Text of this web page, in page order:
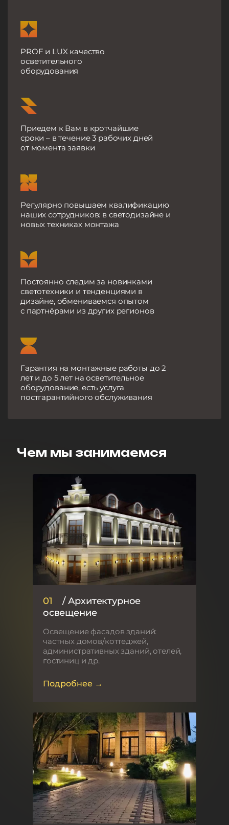
PROF и LUX качество
осветительного
оборудования
Приедем к Вам в кротчайшие
сроки – в течение 3 рабочих дней
от момента заявки
Регулярно повышаем квалификацию
наших сотрудников: в светодизайне и
новых техниках монтажа
Постоянно следим за новинками
светотехники и тенденциями в
дизайне, обмениваемся опытом
с партнёрами из других регионов
Гарантия на монтажные работы до 2
лет и до 5 лет на осветительное
оборудование, есть услуга
постгарантийного обслуживания
Чем мы занимаемся
01 / Архитектурное
освещение
Освещение фасадов зданий:
частных домов/коттеджей,
административных зданий, отелей,
гостиниц и др.
Подробнее →